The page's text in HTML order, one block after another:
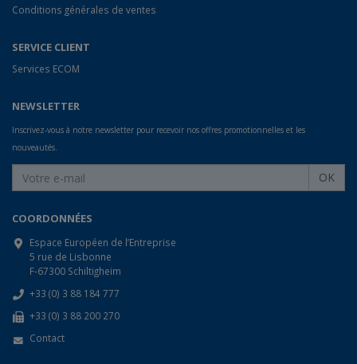
Conditions générales de ventes
SERVICE CLIENT
Services ECOM
NEWSLETTER
Inscrivez-vous à notre newsletter pour recevoir nos offres promotionnelles et les
nouveautés.
OK
COORDONNÉES
Espace Européen de l’Entreprise
5 rue de Lisbonne
F-67300 Schiltigheim
+33 (0) 3 88 184 777
+33 (0) 3 88 200 270
Contact